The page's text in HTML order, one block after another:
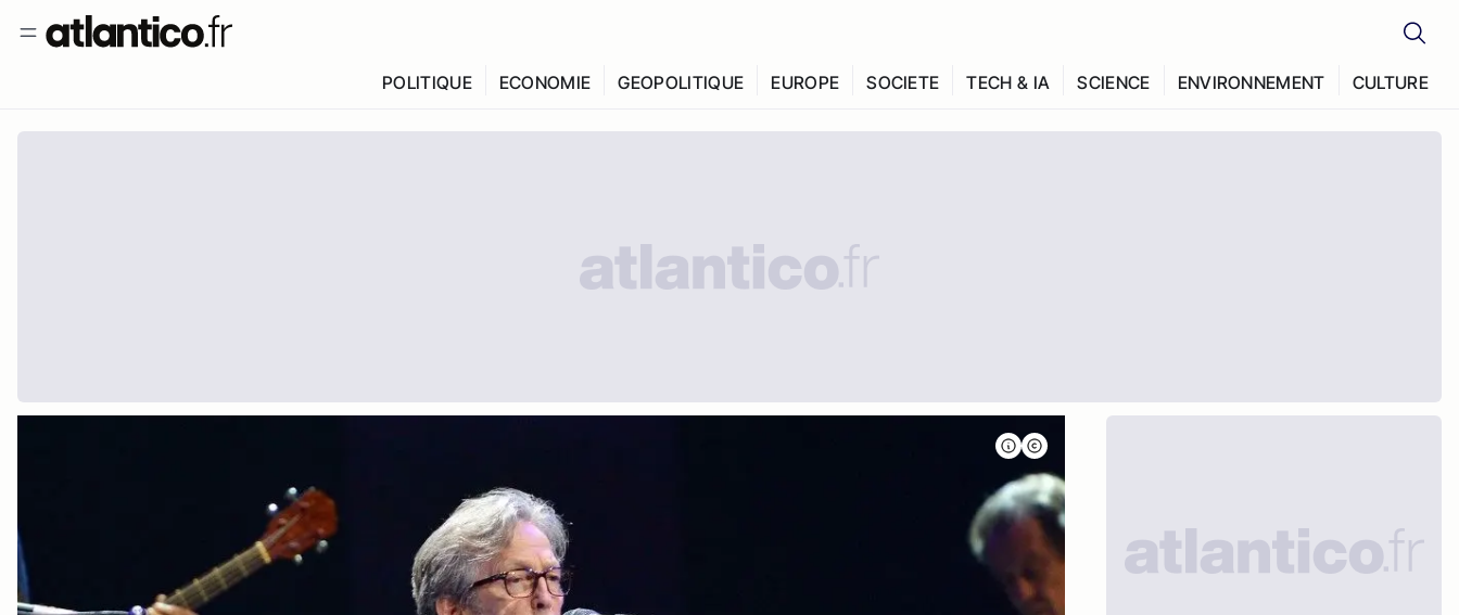
POLITIQUE ECONOMIE GEOPOLITIQUE EUROPE SOCIETE TECH & IA SCIENCE ENVIRONNEMENT CULTURE